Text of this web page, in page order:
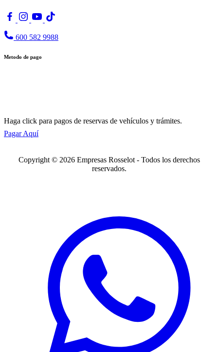
600 582 9988
Metodo de pago
Haga click para pagos de reservas de vehículos y trámites.
Pagar Aquí
Copyright © 2026 Empresas Rosselot - Todos los derechos
reservados.